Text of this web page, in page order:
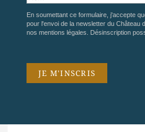
En soumettant ce formulaire, j'accepte
pour l'envoi de la newsletter du Château
nos mentions légales . Désinscription